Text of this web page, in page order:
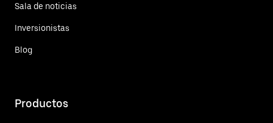
Sala de noticias
Inversionistas
Blog
Productos